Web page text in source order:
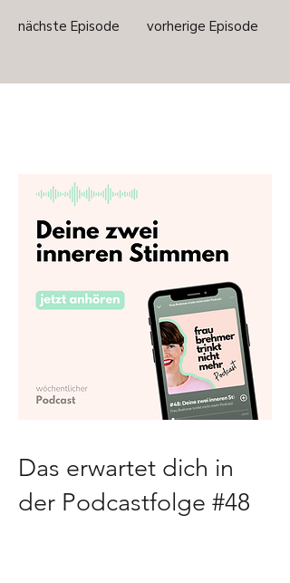
nächste Episode vorherige Episode
Das erwartet dich in
der Podcastfolge #48